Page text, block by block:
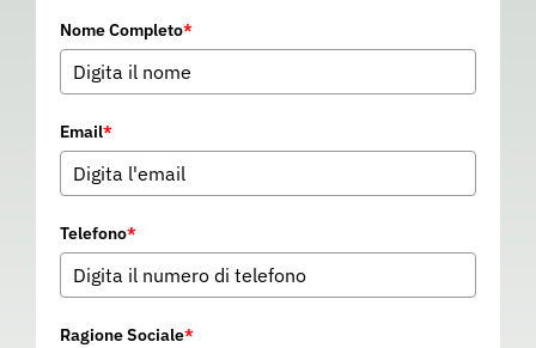
Nome Completo*
Email*
Telefono*
Ragione Sociale*